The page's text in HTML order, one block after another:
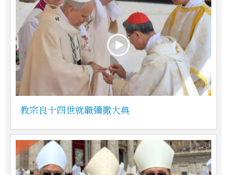
教宗良十四世就職彌撒大典